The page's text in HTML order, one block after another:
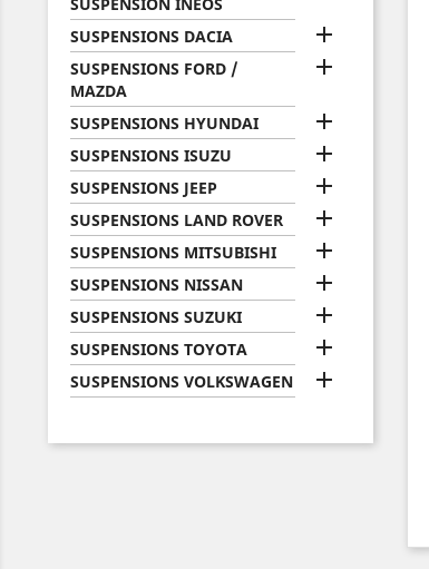
SUSPENSIONS DACIA

SUSPENSIONS FORD /
MAZDA

SUSPENSIONS HYUNDAI 
SUSPENSIONS ISUZU 
SUSPENSIONS JEEP 
SUSPENSIONS LAND ROVER 
SUSPENSIONS MITSUBISHI 
SUSPENSIONS NISSAN 
SUSPENSIONS SUZUKI 
SUSPENSIONS TOYOTA 
SUSPENSIONS VOLKSWAGEN 